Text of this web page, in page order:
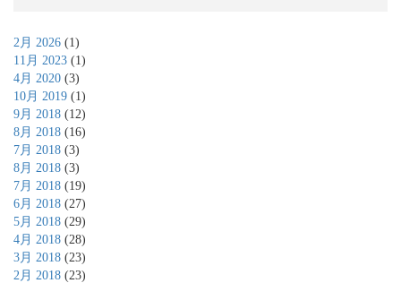
2月 2026 (1)
11月 2023 (1)
4月 2020 (3)
10月 2019 (1)
9月 2018 (12)
8月 2018 (16)
7月 2018 (3)
8月 2018 (3)
7月 2018 (19)
6月 2018 (27)
5月 2018 (29)
4月 2018 (28)
3月 2018 (23)
2月 2018 (23)